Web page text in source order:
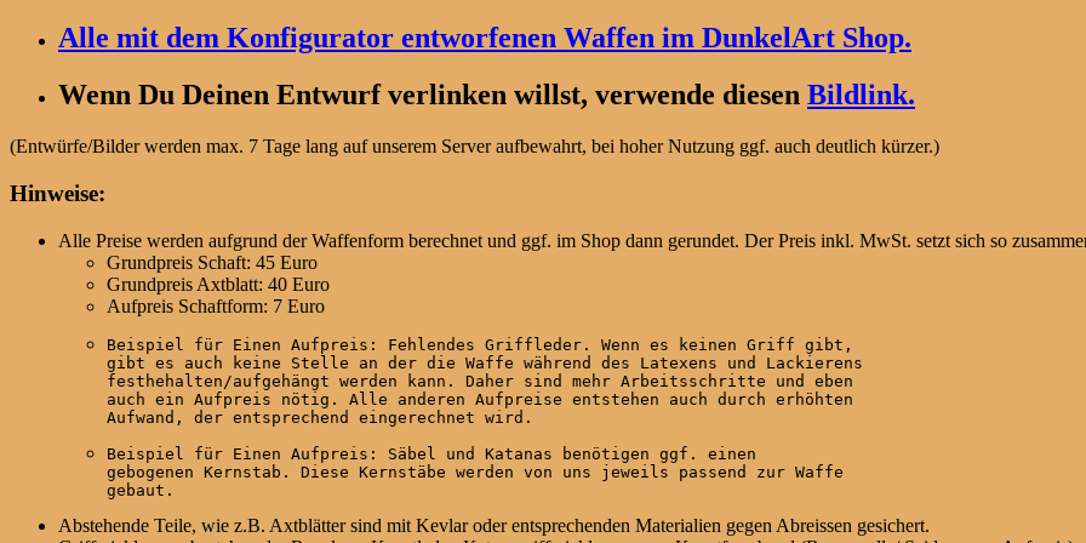
Alle mit dem Konfigurator entworfenen Waffen im DunkelArt Shop.
Wenn Du Deinen Entwurf verlinken willst, verwende diesen Bildlink.
(Entwürfe/Bilder werden max. 7 Tage lang auf unserem Server aufbewahrt, bei hoher Nutzung ggf. auch deutlich kürzer.)
Hinweise:
Alle Preise werden aufgrund der Waffenform berechnet und ggf. im Shop dann gerundet. Der Preis inkl. MwSt. setzt sich so
Grundpreis Schaft: 45 Euro
Grundpreis Axtblatt: 40 Euro
Aufpreis Schaftform: 7 Euro
Beispiel für Einen Aufpreis: Fehlendes Griffleder. Wenn es keinen Griff gibt,
gibt es auch keine Stelle an der die Waffe während des Latexens und Lackierens
festhehalten/aufgehängt werden kann. Daher sind mehr Arbeitsschritte und eben
auch ein Aufpreis nötig. Alle anderen Aufpreise entstehen auch durch erhöhten
Aufwand, der entsprechend eingerechnet wird.
Beispiel für Einen Aufpreis: Säbel und Katanas benötigen ggf. einen
gebogenen Kernstab. Diese Kernstäbe werden von uns jeweils passend zur Waffe
gebaut.
Abstehende Teile, wie z.B. Axtblätter sind mit Kevlar oder entsprechenden Materialien gegen Abreissen gesichert.